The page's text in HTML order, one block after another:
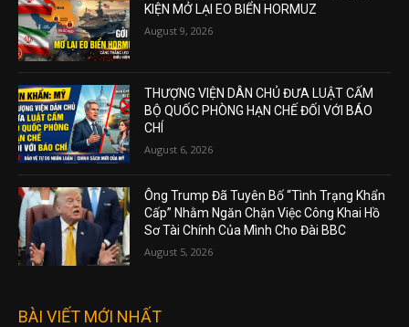
KIỆN MỞ LẠI EO BIỂN HORMUZ
August 9, 2026
THƯỢNG VIỆN DÂN CHỦ ĐƯA LUẬT CẤM
BỘ QUỐC PHÒNG HẠN CHẾ ĐỐI VỚI BÁO
CHÍ
August 6, 2026
Ông Trump Đã Tuyên Bố “Tình Trạng Khẩn
Cấp” Nhằm Ngăn Chặn Việc Công Khai Hồ
Sơ Tài Chính Của Mình Cho Đài BBC
August 5, 2026
BÀI VIẾT MỚI NHẤT